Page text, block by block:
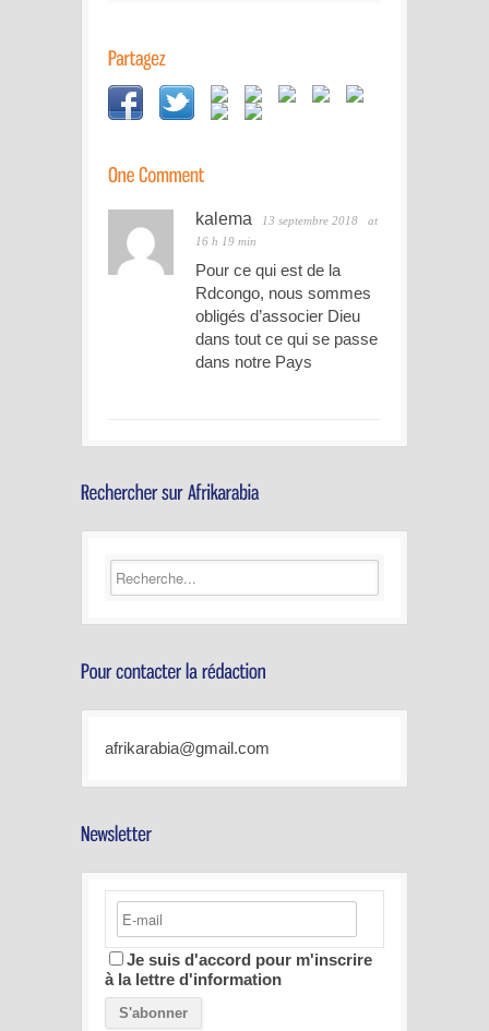
kalema 13 septembre 2018
at
16 h 19 min
Pour ce qui est de la
Rdcongo, nous sommes
obligés d’associer Dieu
dans tout ce qui se passe
dans notre Pays
afrikarabia@gmail.com
Je suis d'accord pour m'inscrire
à la lettre d'information